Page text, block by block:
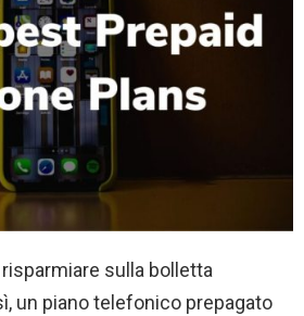
sulla bolletta
un piano telefonico prepagato